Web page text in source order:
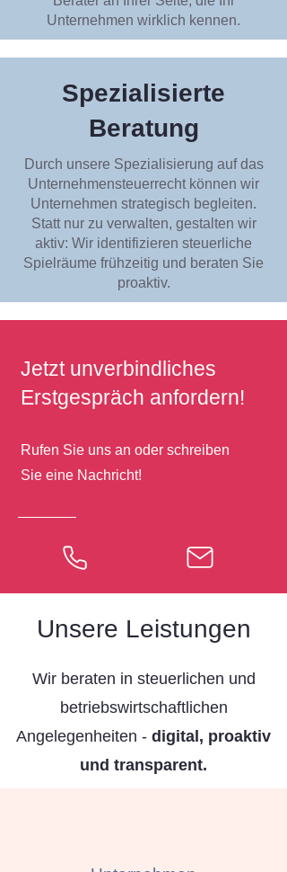
Unternehmen wirklich kennen.
Spezialisierte
Beratung
Durch unsere Spezialisierung auf das
Unternehmensteuerrecht können wir
Unternehmen strategisch begleiten.
Statt nur zu verwalten, gestalten wir
aktiv: Wir identifizieren steuerliche
Spielräume frühzeitig und beraten Sie
proaktiv.
Jetzt unverbindliches
Erstgespräch anfordern!
Rufen Sie uns an oder schreiben
Sie eine Nachricht!
Unsere Leistungen
Wir beraten in steuerlichen und
betriebswirtschaftlichen
Angelegenheiten - digital, proaktiv
und transparent.​